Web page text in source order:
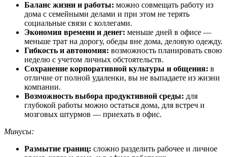
Баланс жизни и работы: можно совмещать работу из
дома с семейными делами и при этом не терять
социальные связи с коллегами.
Экономия времени и денег: меньше дней в офисе —
меньше трат на дорогу, обеды вне дома, деловую одежду.
Гибкость и автономия: возможность планировать свою
неделю с учетом личных обстоятельств.
Сохранение корпоративной культуры и общения: в
отличие от полной удаленки, вы не выпадаете из жизни
компании.
Возможность выбора продуктивной среды: для
глубокой работы можно остаться дома, для встреч и
мозговых штурмов — приехать в офис.
Минусы:
Размытие границ: сложно разделить рабочее и личное